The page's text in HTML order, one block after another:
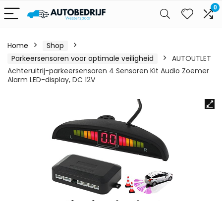
0
Home
Shop
Parkeersensoren voor optimale veiligheid
AUTOUTLET
Achteruitrij-parkeersensoren 4 Sensoren Kit Audio Zoemer
Alarm LED-display, DC 12V